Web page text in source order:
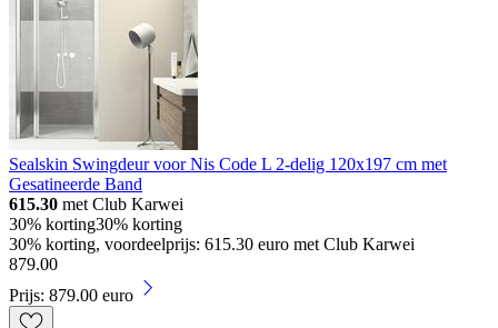
Sealskin Swingdeur voor Nis Code L 2-delig 120x197 cm met
Gesatineerde Band
615.30 met Club Karwei
30% korting30% korting
30% korting, voordeelprijs: 615.30 euro met Club Karwei
879.00
Prijs: 879.00 euro